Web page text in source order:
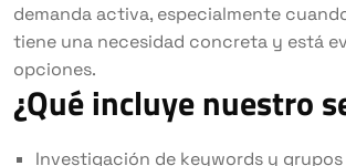
demanda activa, especialmente
tiene una necesidad concreta y está
opciones.
¿Qué incluye nuestro
Investigación de keywords y